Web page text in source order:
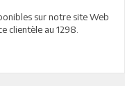
sur notre site Web
clientèle au 1298.